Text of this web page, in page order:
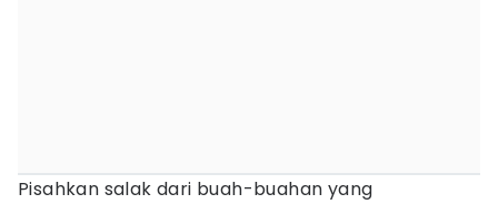
Pisahkan salak dari buah-buahan yang